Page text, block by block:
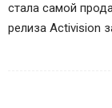
стала самой
релиза Activision